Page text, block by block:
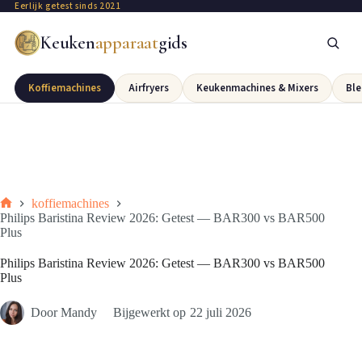
Eerlijk getest sinds 2021
Keukenapparaatgids
Koffiemachines Airfryers Keukenmachines & Mixers
koffiemachines
Philips Baristina Review 2026: Getest — BAR300 vs BAR500
Plus
Philips Baristina Review 2026: Getest — BAR300 vs BAR500
Plus
Door Mandy Bijgewerkt op 22 juli 2026